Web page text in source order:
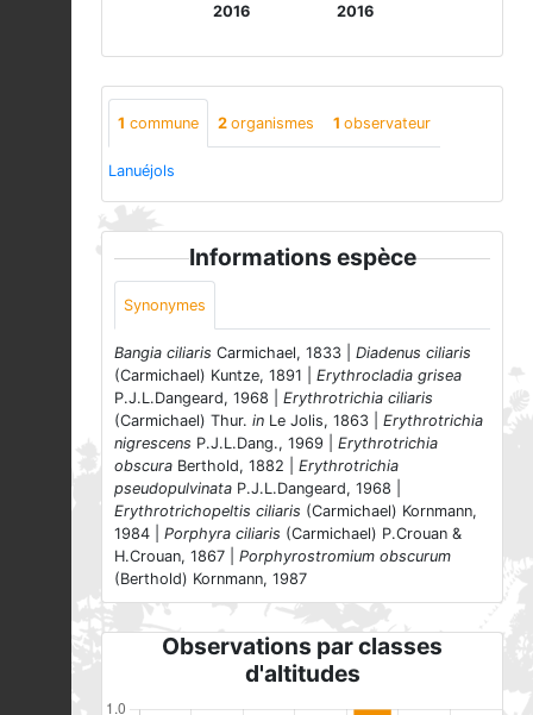
2016 2016
1 commune 2 organismes 1 observateur
Lanuéjols
Informations espèce
Synonymes
Bangia ciliaris Carmichael, 1833 | Diadenus ciliaris
(Carmichael) Kuntze, 1891 | Erythrocladia grisea
P.J.L.Dangeard, 1968 | Erythrotrichia ciliaris
(Carmichael) Thur. in Le Jolis, 1863 | Erythrotrichia
nigrescens P.J.L.Dang., 1969 | Erythrotrichia
obscura Berthold, 1882 | Erythrotrichia
pseudopulvinata P.J.L.Dangeard, 1968 |
Erythrotrichopeltis ciliaris (Carmichael) Kornmann,
1984 | Porphyra ciliaris (Carmichael) P.Crouan &
H.Crouan, 1867 | Porphyrostromium obscurum
(Berthold) Kornmann, 1987
Observations par classes
d'altitudes